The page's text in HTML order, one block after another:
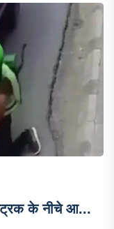
ट्रक के नीचे आ...